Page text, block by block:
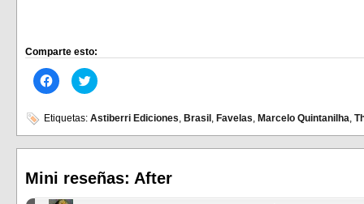
Comparte esto:
Haz
clic
en
Facebook
(Se
abre
ventana
nueva)
Haz
clic
en
(Se
abre
ventana
nueva)
Etiquetas: Astiberri Ediciones Brasil Favelas Marcelo Quintanilha
Mini reseñas: After